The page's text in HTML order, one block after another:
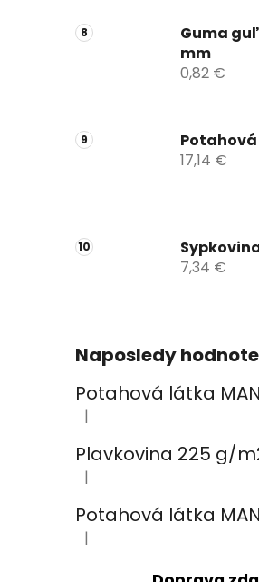
Guma
mm
0,82 €
Potahová
17,14 €
7,34 €
Naposledy
Potahová látka
Hodnotenie produktu je 2
|
Plavkovina 225 g/
Hodnotenie produktu je 4
|
Potahová látka
Hodnotenie produktu je 5
|